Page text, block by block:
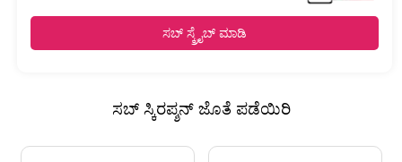
ಸಬ್ ಸ್ಕ್ರೈಬ್ ಮಾಡಿ
ಸಬ್ ಸ್ಕಿರಪ್ಶನ್ ಜೊತೆ ಪಡೆಯಿರಿ